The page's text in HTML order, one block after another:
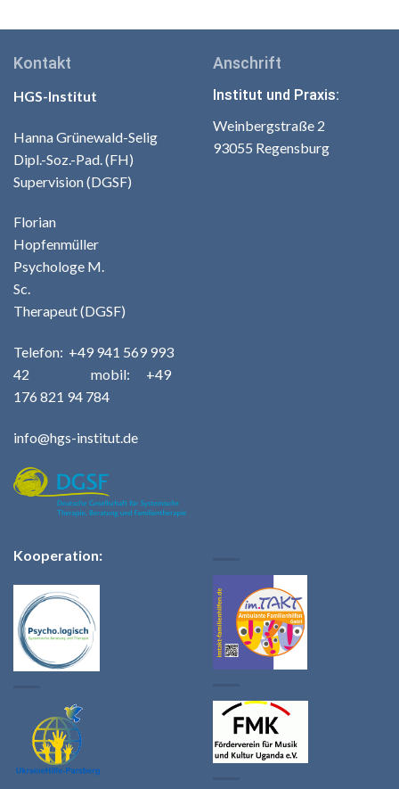
Kontakt
HGS-Institut
Hanna Grünewald-Selig
Dipl.-Soz.-Pad. (FH)
Supervision (DGSF)
Florian
Hopfenmüller
Psychologe M.
Sc.
Therapeut (DGSF)
Telefon: +49 941 569 993
42 mobil: +49
176 821 94 784
info@hgs-institut.de
Anschrift
Institut und Praxis:
Weinbergstraße 2
93055 Regensburg
Kooperation: